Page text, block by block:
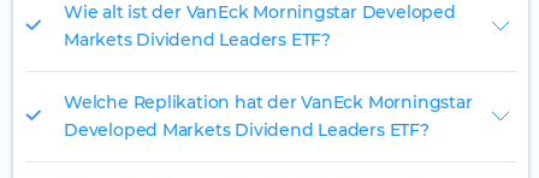
Wie alt ist der VanEck Morningstar Developed
Markets Dividend Leaders ETF?
Welche Replikation hat der VanEck Morningstar
Developed Markets Dividend Leaders ETF?